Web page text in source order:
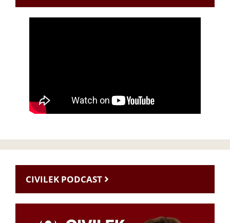
CIVILEK PODCAST